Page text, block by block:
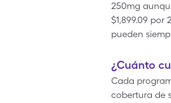
250mg
$1,899.09
pueden
¿Cuánto
Cada
cobertura de